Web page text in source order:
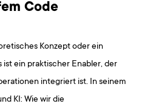
Code
Konzept oder ein
ein praktischer Enabler, der
integriert ist. In seinem
KI: Wie wir die